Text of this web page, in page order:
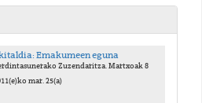
Emakumeen eguna
Zuzendaritza. Martxoak 8
mar. 25(a)